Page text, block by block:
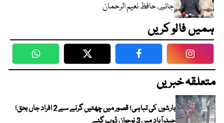
جائے، حافظ نعیم الرحمان
ہمیں فالو کریں
WhatsApp Twitter Facebook
متعلقہ خبریں
بارشوں کی تباہی؛ قصور میں چھتیں گرنے سے 2 افراد جاں بحق؛